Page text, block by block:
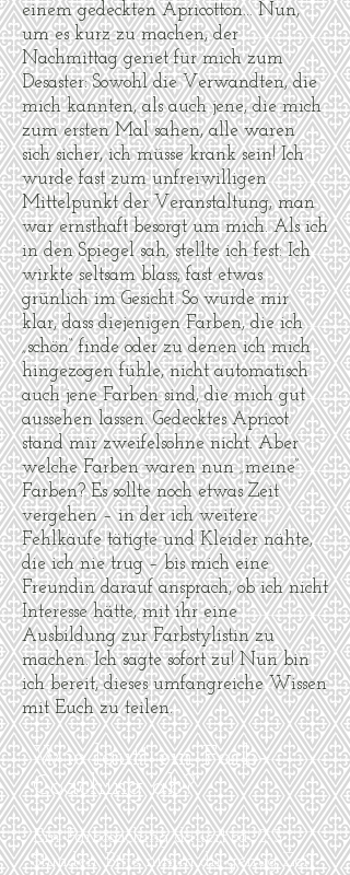
einem gedeckten Apricotton… Nun,
um es kurz zu machen, der
Nachmittag geriet für mich zum
Desaster: Sowohl die Verwandten, die
mich kannten, als auch jene, die mich
zum ersten Mal sahen, alle waren
sich sicher, ich müsse krank sein! Ich
wurde fast zum unfreiwilligen
Mittelpunkt der Veranstaltung, man
war ernsthaft besorgt um mich. Als ich
in den Spiegel sah, stellte ich fest: Ich
wirkte seltsam blass, fast etwas
grünlich im Gesicht. So wurde mir
klar, dass diejenigen Farben, die ich
„schön“ finde oder zu denen ich mich
hingezogen fühle, nicht automatisch
auch jene Farben sind, die mich gut
aussehen lassen. Gedecktes Apricot
stand mir zweifelsohne nicht. Aber
welche Farben waren nun „meine“
Farben? Es sollte noch etwas Zeit
vergehen – in der ich weitere
Fehlkäufe tätigte und Kleider nähte,
die ich nie trug – bis mich eine
Freundin darauf ansprach, ob ich nicht
Interesse hätte, mit ihr eine
Ausbildung zur Farbstylistin zu
machen. Ich sagte sofort zu! Nun bin
ich bereit, dieses umfangreiche Wissen
mit Euch zu teilen.
Wie läuft ein Farb-
Coaching ab?
Ein Farbcoaching dauert ca. 2-3
Stunden. Bitte nimm dir genug Zeit